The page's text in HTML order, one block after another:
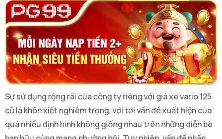
Sự sử dụng rộng rãi của công ty riêng với giá xe vario 125
cũ là khôn xiết nghiêm trọng, với tới vấn đề xuất hiện của
quá nhiều định hình không giống nhau trên những diễn bè